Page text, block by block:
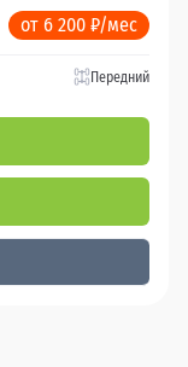
от 6 200 ₽/мес
Передний